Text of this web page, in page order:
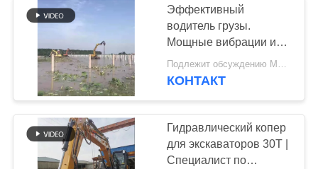
PRIVACY
POLICY
Эффективный
водитель грузы.
Мощные вибрации и
простая работа
оборудования.
Подлежит обсуждению MOQ:1 комплект
КОНТАКТ
Гидравлический копер
для экскаваторов 30T |
Специалист по